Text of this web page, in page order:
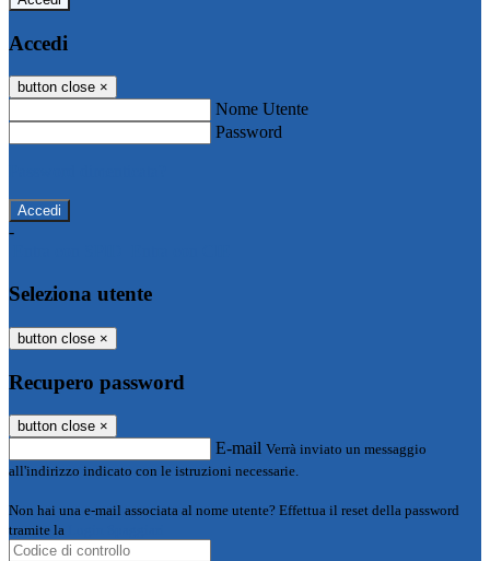
Accedi
button close ×
Nome Utente
Password
-
Seleziona utente
button close ×
Recupero password
button close ×
E-mail Verrà inviato un messaggio
all'indirizzo indicato con le istruzioni necessarie.
Non hai una e-mail associata al nome utente? Effettua il reset della password
tramite la